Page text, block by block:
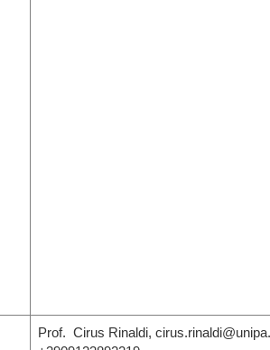
Prof. Cirus Rinaldi,